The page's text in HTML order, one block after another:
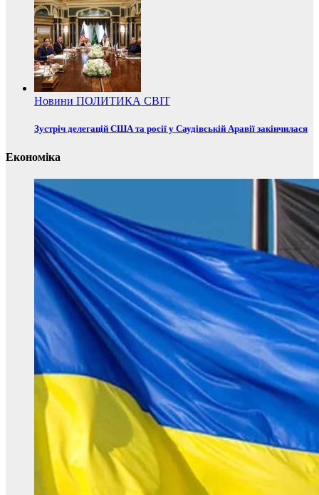
Новини ПОЛИТИКА СВІТ
Зустріч делегацій США та росії у Саудівській Аравії закінчилася
Економіка